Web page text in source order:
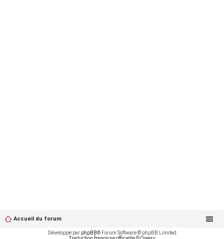
Accueil du forum
Développé par phpBB® Forum Software © phpBB Limited